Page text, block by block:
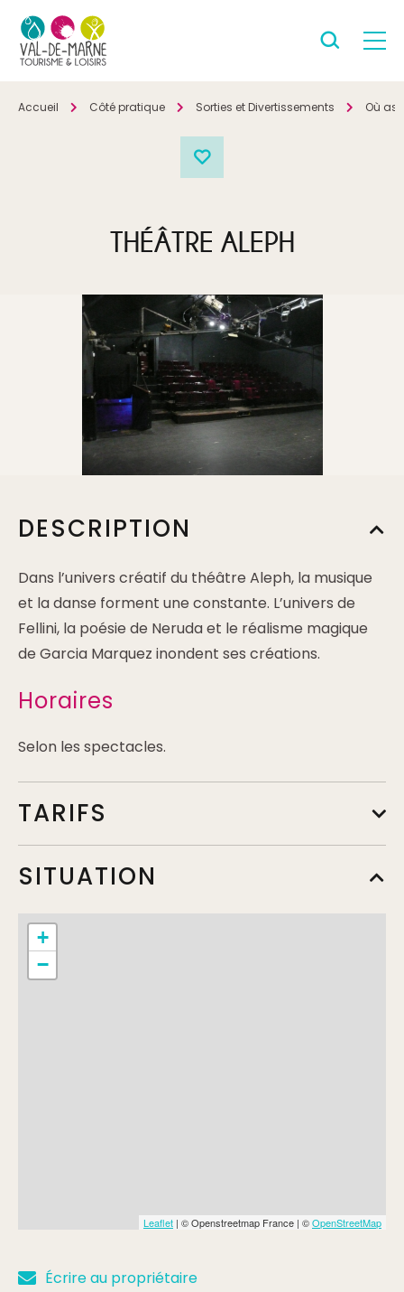
Accueil Côté pratique Sorties et Divertissements Où
THÉÂTRE ALEPH
DESCRIPTION
Dans l’univers créatif du théâtre Aleph, la musique
et la danse forment une constante. L’univers de
Fellini, la poésie de Neruda et le réalisme magique
de Garcia Marquez inondent ses créations.
Horaires
Selon les spectacles.
TARIFS
SITUATION
+
−
Leaflet | © Openstreetmap France | ©OpenStreetMap
Écrire au propriétaire